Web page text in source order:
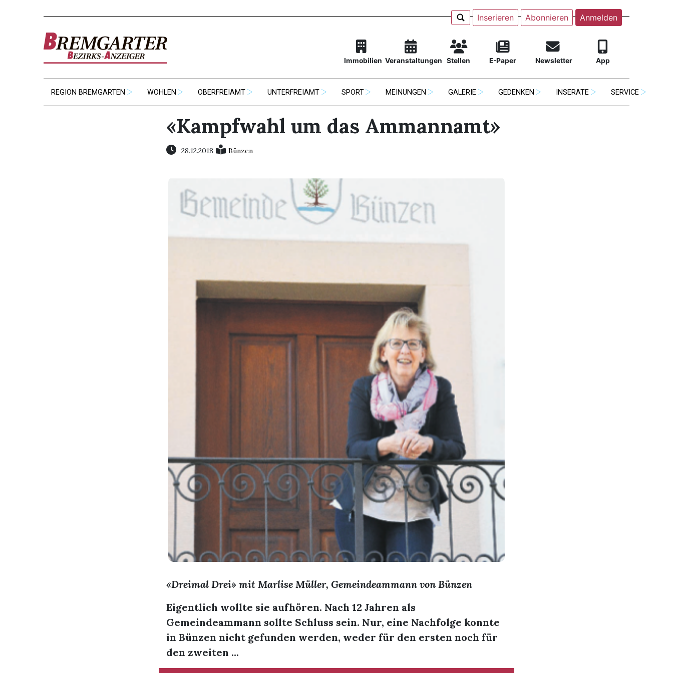
Inserieren Abonnieren Anmelden
Immobilien Veranstaltungen Stellen E-Paper Newsletter App
REGION BREMGARTEN WOHLEN OBERFREIAMT UNTERFREIAMT SPORT MEINUNGEN GALERIE GEDENKEN INSERATE SERVICE
«Kampfwahl um das Ammannamt»
28.12.2018 Bünzen
«Dreimal Drei» mit Marlise Müller, Gemeindeammann von Bünzen
Eigentlich wollte sie aufhören. Nach 12 Jahren als
Gemeindeammann sollte Schluss sein. Nur, eine Nachfolge konnte
in Bünzen nicht gefunden werden, weder für den ersten noch für
den zweiten ...